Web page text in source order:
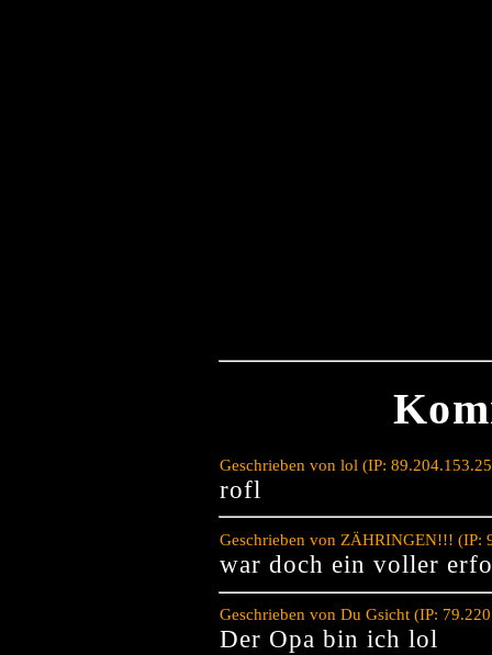
Geschrieben von lol (IP:
rofl
Geschrieben von ZÄHRINGEN!!! (IP:
war doch ein voller
Geschrieben von Du Gsicht (IP:
Der Opa bin ich lol